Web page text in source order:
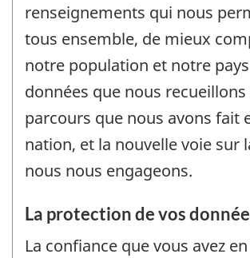
renseignements qui nous
tous ensemble, de mieux
notre population et notre
données que nous
parcours que nous avons fait
nation, et la nouvelle voie sur
nous nous engageons.
La protection de vos
La confiance que vous avez